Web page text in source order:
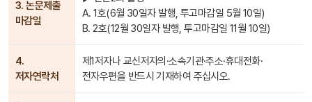
3. 논문제출
마감일
A. 1호(6월 30일자 발행, 투고마감일 5월 10일)
B. 2호(12월 30일자 발행, 투고마감일 11월 10일)
4.
저자연락처
제1저자나 교신저자의·소속기관·주소·휴대전화·
전자우편을 반드시 기재하여 주십시오.